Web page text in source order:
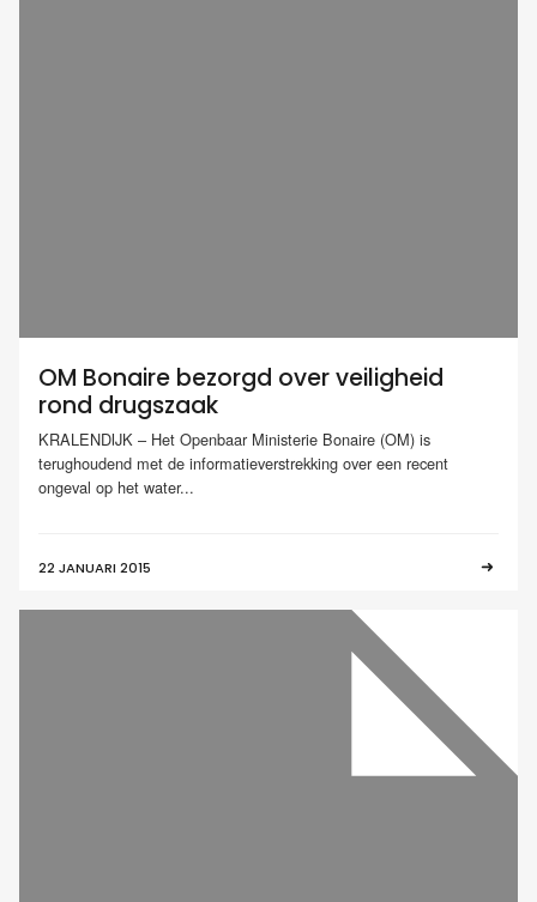
OM Bonaire bezorgd over veiligheid
rond drugszaak
KRALENDIJK – Het Openbaar Ministerie Bonaire (OM) is
terughoudend met de informatieverstrekking over een recent
ongeval op het water...
22 JANUARI 2015